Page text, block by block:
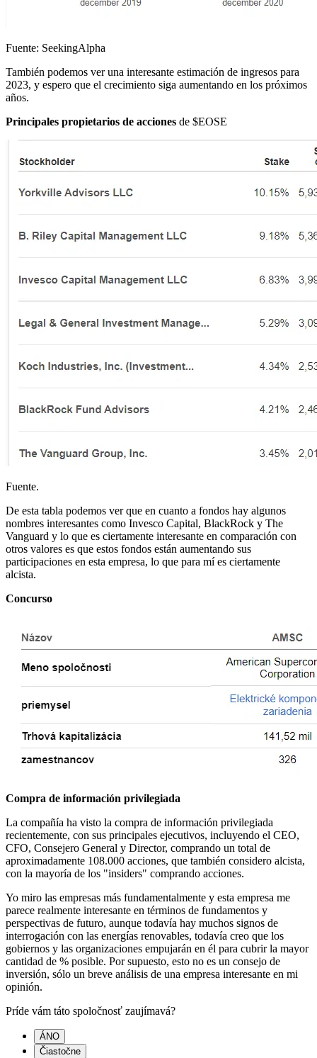
Fuente: SeekingAlpha
También podemos ver una interesante estimación de ingresos para
2023, y espero que el crecimiento siga aumentando en los próximos
años.
Principales propietarios de acciones de $EOSE
Fuente.
De esta tabla podemos ver que en cuanto a fondos hay algunos
nombres interesantes como Invesco Capital, BlackRock y The
Vanguard y lo que es ciertamente interesante en comparación con
otros valores es que estos fondos están aumentando sus
participaciones en esta empresa, lo que para mí es ciertamente
alcista.
Concurso
Compra de información privilegiada
La compañía ha visto la compra de información privilegiada
recientemente, con sus principales ejecutivos, incluyendo el CEO,
CFO, Consejero General y Director, comprando un total de
aproximadamente 108.000 acciones, que también considero alcista,
con la mayoría de los "insiders" comprando acciones.
Yo miro las empresas más fundamentalmente y esta empresa me
parece realmente interesante en términos de fundamentos y
perspectivas de futuro, aunque todavía hay muchos signos de
interrogación con las energías renovables, todavía creo que los
gobiernos y las organizaciones empujarán en él para cubrir la mayor
cantidad de % posible. Por supuesto, esto no es un consejo de
inversión, sólo un breve análisis de una empresa interesante en mi
opinión.
Príde vám táto spoločnosť zaujímavá?
ÁNO
Čiastočne